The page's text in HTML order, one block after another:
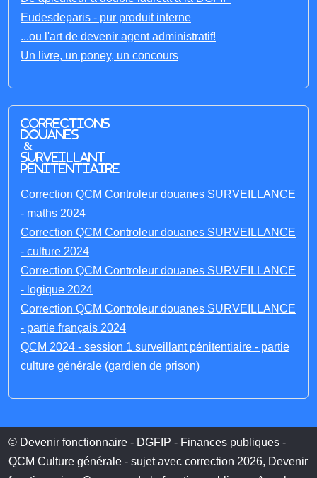
Eudesdeparis - pur produit interne
...ou l'art de devenir agent administratif!
Un livre, un poney, un concours
Corrections
Douanes
&
Surveillant
penitentiaire
Correction QCM Controleur douanes SURVEILLANCE
- maths 2024
Correction QCM Controleur douanes SURVEILLANCE
- culture 2024
Correction QCM Controleur douanes SURVEILLANCE
- logique 2024
Correction QCM Controleur douanes SURVEILLANCE
- partie français 2024
QCM 2024 - session 1 surveillant pénitentiaire - partie
culture générale (gardien de prison)
© Devenir fonctionnaire - DGFIP - Finances publiques -
QCM Culture générale - sujet avec correction 2026, Devenir